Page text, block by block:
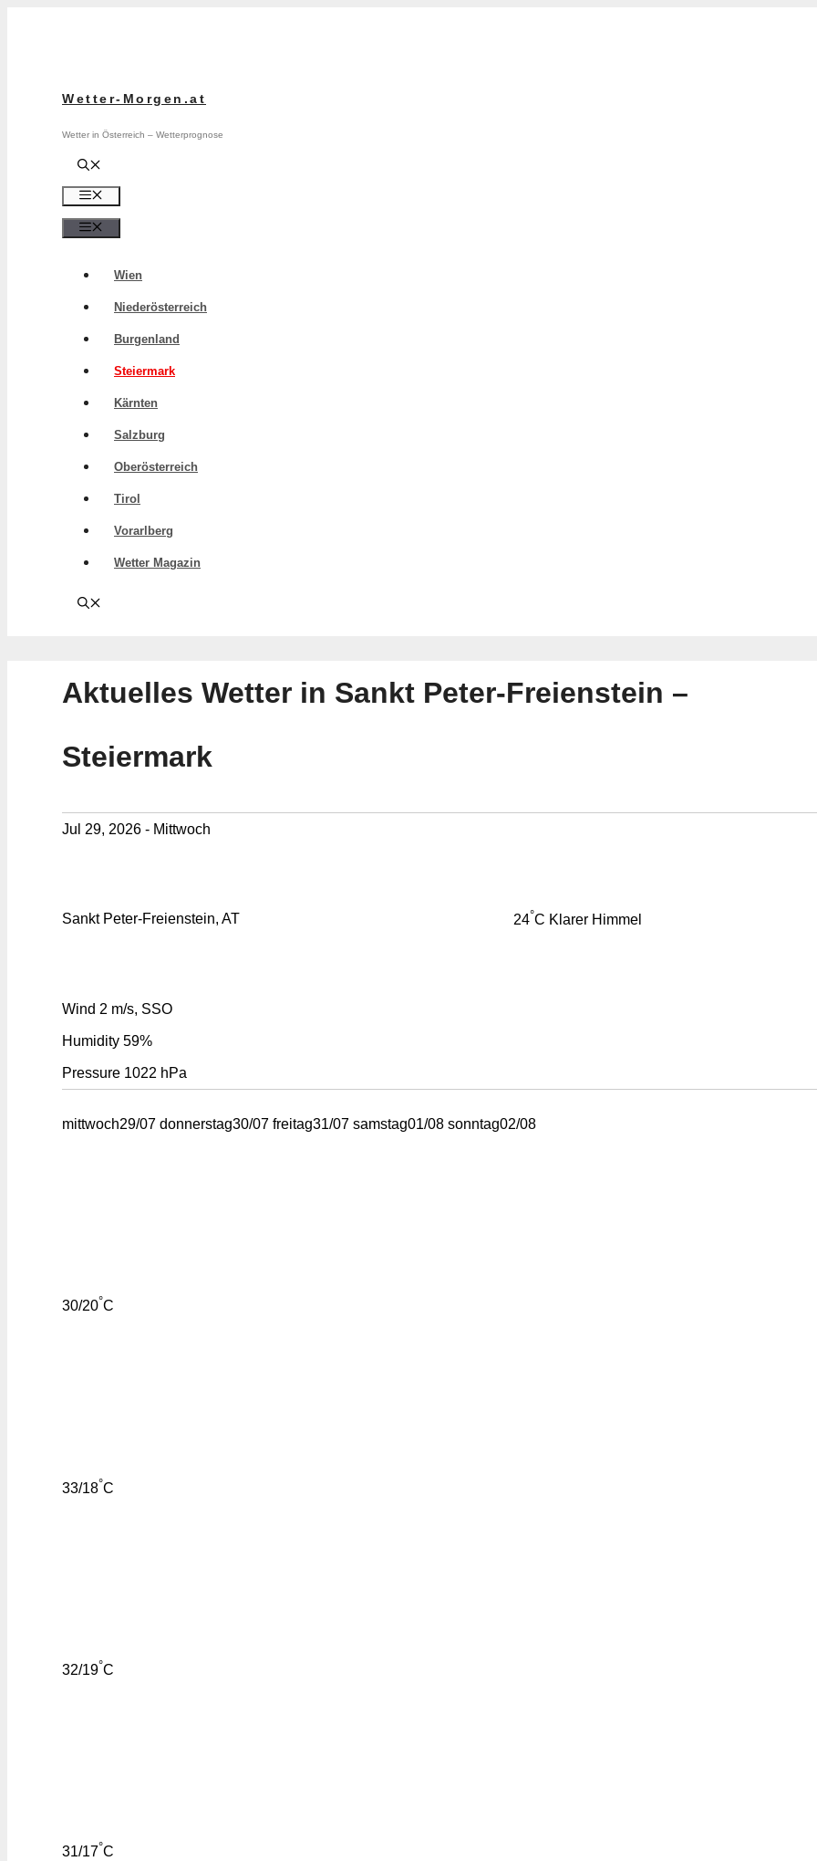
Wetter-Morgen.at
Wetter in Österreich – Wetterprognose
Wien
Niederösterreich
Burgenland
Steiermark
Kärnten
Salzburg
Oberösterreich
Tirol
Vorarlberg
Wetter Magazin
Aktuelles Wetter in Sankt Peter-Freienstein –
Steiermark
Jul 29, 2026 - Mittwoch
Sankt Peter-Freienstein, AT 24°C Klarer Himmel
Wind 2 m/s, SSO
Humidity 59%
Pressure 1022 hPa
mittwoch29/07 donnerstag30/07 freitag31/07 samstag01/08 sonntag02/08
30/20°C
33/18°C
32/19°C
31/17°C